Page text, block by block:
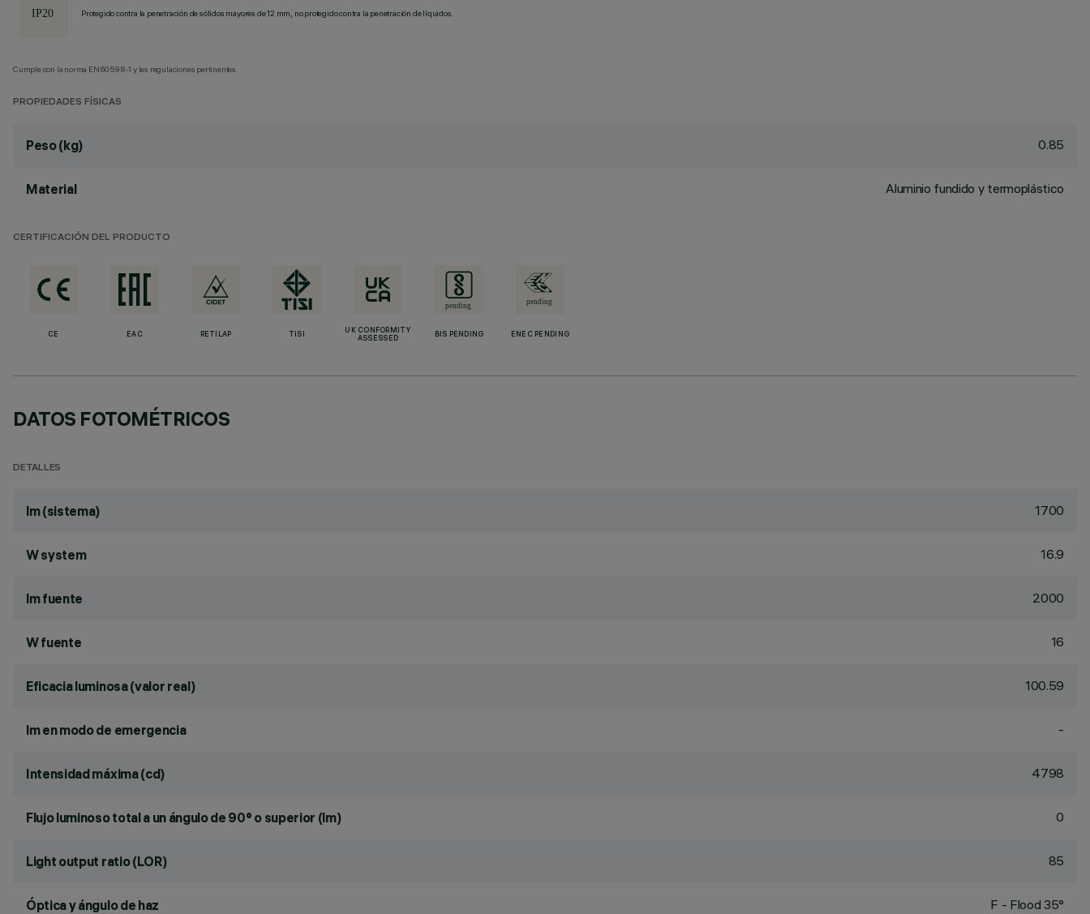
Protegido contra la penetración de sólidos mayores de 12 mm, no protegido contra la penetración de líquidos.
Cumple con la norma EN60598-1 y las regulaciones pertinentes.
PROPIEDADES FÍSICAS
Peso (kg) 0.85
Material Aluminio fundido y termoplástico
CERTIFICACIÓN DEL PRODUCTO
CE EAC RETILAP TISI
UK CONFORMITY
ASSESSED
BIS PENDING ENEC PENDING
DATOS FOTOMÉTRICOS
DETALLES
lm (sistema) 1700
W system 16.9
lm fuente 2000
W fuente 16
Eficacia luminosa (valor real) 100.59
lm en modo de emergencia -
Intensidad máxima (cd) 4798
Flujo luminoso total a un ángulo de 90° o superior (lm) 0
Light output ratio (LOR) 85
Óptica y ángulo de haz F - Flood 35°